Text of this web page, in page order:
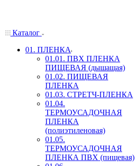
Каталог
01. ПЛЕНКА
01.01. ПВХ ПЛЕНКА
ПИЩЕВАЯ (дышащая)
01.02. ПИЩЕВАЯ
ПЛЕНКА
01.03. СТРЕТЧ-ПЛЕНКА
01.04.
ТЕРМОУСАДОЧНАЯ
ПЛЕНКА
(полиэтиленовая)
01.05.
ТЕРМОУСАДОЧНАЯ
ПЛЕНКА ПВХ (пищевая)